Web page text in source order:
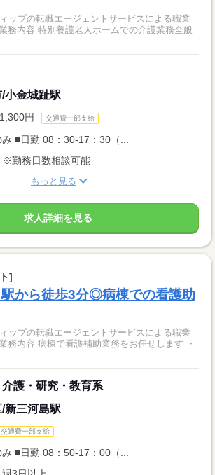
ップの転職エージェントサービスによる職業
務内容 特別養護老人ホームでの介護業務全般
小金城趾駅
円 交通費一部支給
■日勤 08：30-17：30（...
※勤務日数相談可能
もっと見る
求人詳細を見る
]
から徒歩3分◎病棟での看護助
ップの転職エージェントサービスによる職業
務内容 病棟で看護補助業務をお任せします ・
護・研究・教育系
新三河島駅
交通費一部支給
■日勤 08：50-17：00（...